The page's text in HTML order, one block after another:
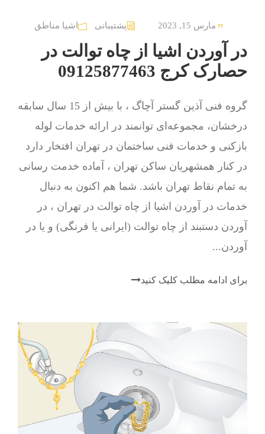
مارس 15, 2023 پشتیبانی اشیا مناطق
در آوردن اشیا از چاه توالت در
حصارک کرج 09125877463
گروه فنی آذین گستر آچاگ ، با بیش از 15 سال سابقه
درخشان، مجموعه‌ای توانمند در ارائه خدمات لوله
بازکنی و خدمات فنی ساختمان در تهران افتخار دارد
در کنار همشهریان ساکن تهران ، آماده خدمت رسانی
به تمام نقاط تهران باشد. شما هم اکنون به دنبال
خدمات در آوردن اشیا از چاه توالت در تهران ، در
آوردن دستبند از چاه توالت (ایرانی یا فرنگی) و یا در
آوردن...
برای ادامه مطلب کلیک کنید